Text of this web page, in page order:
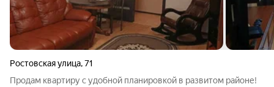
Ростовская улица,71
Продам квартиру с удобной планировкой в развитом районе!